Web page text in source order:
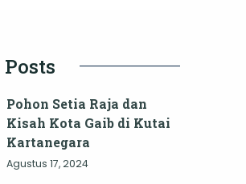
Pohon Setia Raja dan
Kisah Kota Gaib di Kutai
Kartanegara
Agustus 17, 2024